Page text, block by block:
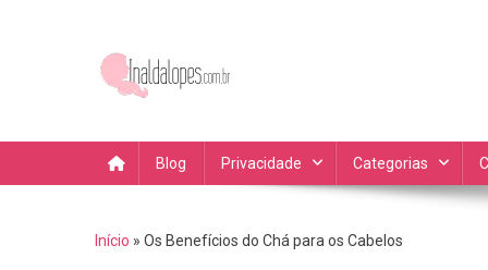
Blog Privacidade Categorias
Início » Os Benefícios do Chá para os Cabelos